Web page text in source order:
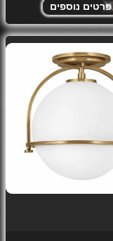
פרטים נוספים